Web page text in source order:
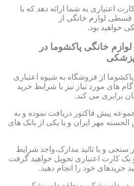
اعتباری به شما ارائه دهد که با
قسطی لوازم خانگی از
خواهید بود.
خانگی پاکشوما در
از فروشگاه به شیوه اعتباری
های مورد نیاز نیز با شرایط خرید
برابری می کند.
پیش فاکتور دریافت نموده و به
مهر ایران و یا یکی از بانک های
و با تائید مدارک،واجد شرایط
یک کارت اعتباری تحویل خواهید گرفت
خریدهای خود را انجام دهید.